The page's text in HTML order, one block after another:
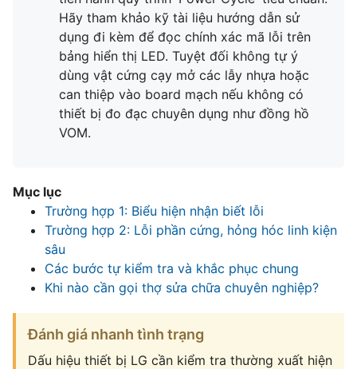
Hãy tham khảo kỹ tài liệu hướng dẫn sử
dụng đi kèm để đọc chính xác mã lỗi trên
bảng hiển thị LED. Tuyệt đối không tự ý
dùng vật cứng cạy mở các lẫy nhựa hoặc
can thiệp vào board mạch nếu không có
thiết bị đo đạc chuyên dụng như đồng hồ
VOM.
Mục lục
Trường hợp 1: Biểu hiện nhận biết lỗi
Trường hợp 2: Lỗi phần cứng, hỏng hóc linh kiện
sâu
Các bước tự kiểm tra và khắc phục chung
Khi nào cần gọi thợ sửa chữa chuyên nghiệp?
Đánh giá nhanh tình trạng
Dấu hiệu thiết bị LG cần kiểm tra thường xuất hiện